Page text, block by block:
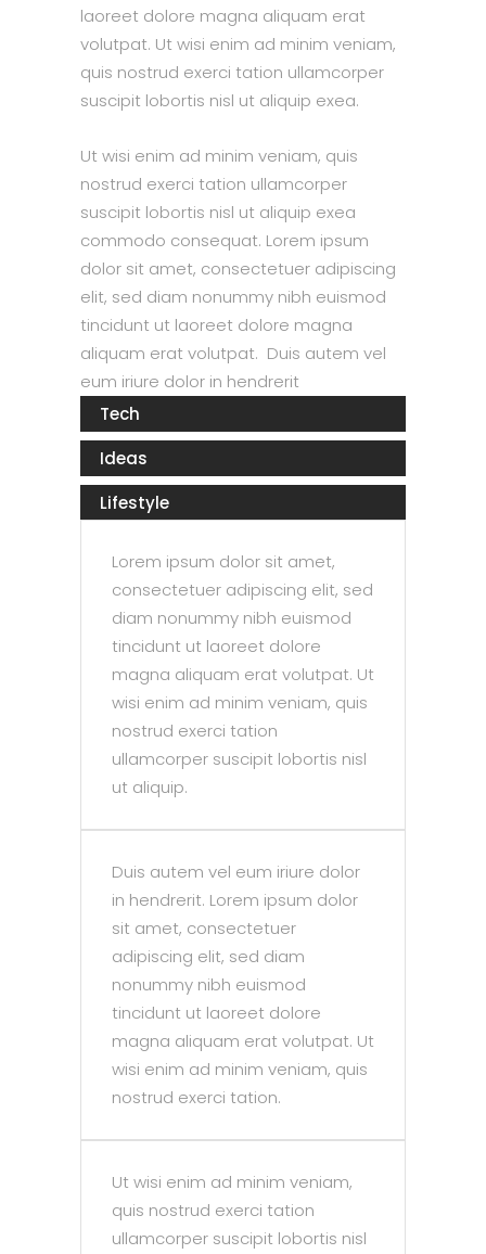
laoreet dolore magna aliquam erat
volutpat. Ut wisi enim ad minim veniam,
quis nostrud exerci tation ullamcorper
suscipit lobortis nisl ut aliquip exea.
Ut wisi enim ad minim veniam, quis
nostrud exerci tation ullamcorper
suscipit lobortis nisl ut aliquip exea
commodo consequat. Lorem ipsum
dolor sit amet, consectetuer adipiscing
elit, sed diam nonummy nibh euismod
tincidunt ut laoreet dolore magna
aliquam erat volutpat. Duis autem vel
eum iriure dolor in hendrerit
Tech
Ideas
Lifestyle
Lorem ipsum dolor sit amet,
consectetuer adipiscing elit, sed
diam nonummy nibh euismod
tincidunt ut laoreet dolore
magna aliquam erat volutpat. Ut
wisi enim ad minim veniam, quis
nostrud exerci tation
ullamcorper suscipit lobortis nisl
ut aliquip.
Duis autem vel eum iriure dolor
in hendrerit. Lorem ipsum dolor
sit amet, consectetuer
adipiscing elit, sed diam
nonummy nibh euismod
tincidunt ut laoreet dolore
magna aliquam erat volutpat. Ut
wisi enim ad minim veniam, quis
nostrud exerci tation.
Ut wisi enim ad minim veniam,
quis nostrud exerci tation
ullamcorper suscipit lobortis nisl